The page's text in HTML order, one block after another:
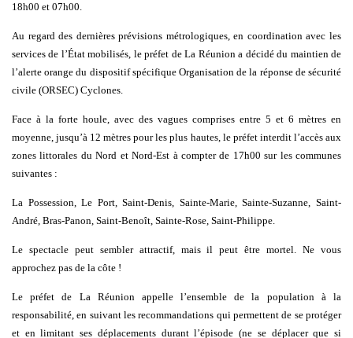
18h00 et 07h00.
Au regard des dernières prévisions métrologiques, en coordination avec les
services de l’État mobilisés, le préfet de La Réunion a décidé du maintien de
l’alerte orangedu dispositif spécifique Organisation de la réponse de sécurité
civile (ORSEC) Cyclones.
Face à la forte houle, avec des vagues comprises entre 5 et 6 mètres en
moyenne, jusqu’à 12 mètres pour les plus hautes, le préfet interditl’accès aux
zones littorales du Nord et Nord-Est à compter de 17h00sur les communes
suivantes :
La Possession, Le Port, Saint-Denis, Sainte-Marie, Sainte-Suzanne, Saint-
André, Bras-Panon, Saint-Benoît, Sainte-Rose, Saint-Philippe.
Le spectacle peut sembler attractif, mais il peut être mortel.Ne vous
approchez pas de la côte !
Le préfet de La Réunion appelle l’ensemble de la population à la
responsabilité, en suivant les recommandations qui permettent de se protéger
et en limitant ses déplacementsdurant l’épisode(ne se déplacer que si